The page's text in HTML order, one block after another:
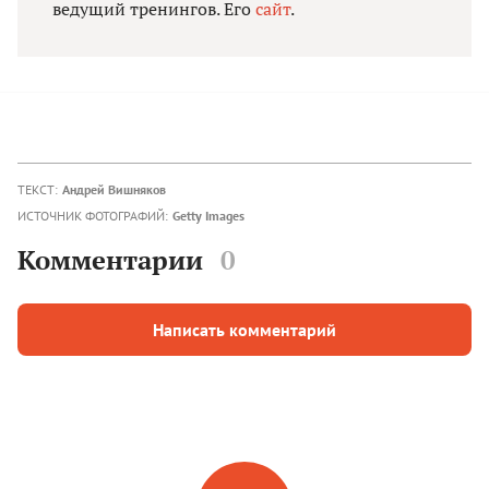
ведущий тренингов. Егосайт.
ТЕКСТ: Андрей Вишняков
ИСТОЧНИК ФОТОГРАФИЙ: Getty Images
Комментарии 0
Написать комментарий